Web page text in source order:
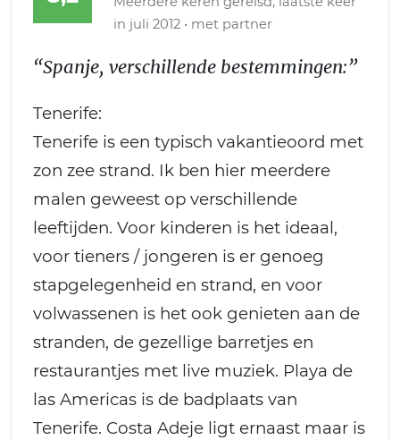
in juli 2012 • met partner
“Spanje, verschillende bestemmingen:”
Tenerife:
Tenerife is een typisch vakantieoord met
zon zee strand. Ik ben hier meerdere
malen geweest op verschillende
leeftijden. Voor kinderen is het ideaal,
voor tieners / jongeren is er genoeg
stapgelegenheid en strand, en voor
volwassenen is het ook genieten aan de
stranden, de gezellige barretjes en
restaurantjes met live muziek. Playa de
las Americas is de badplaats van
Tenerife. Costa Adeje ligt ernaast maar is